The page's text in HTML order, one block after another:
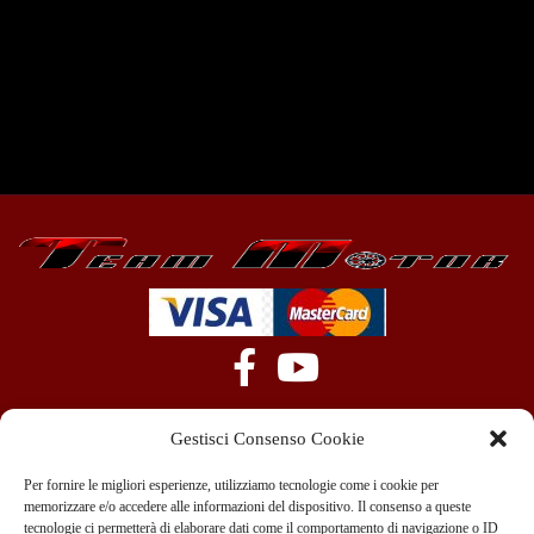
Gestisci Consenso Cookie
Per fornire le migliori esperienze, utilizziamo tecnologie come i cookie per
memorizzare e/o accedere alle informazioni del dispositivo. Il consenso a queste
tecnologie ci permetterà di elaborare dati come il comportamento di navigazione o ID